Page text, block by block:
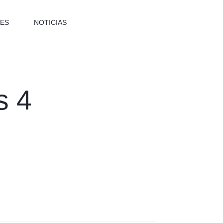
NOTICIAS
4